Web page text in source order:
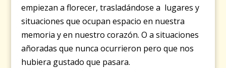
empiezan a florecer, trasladándose a lugares y
situaciones que ocupan espacio en nuestra
memoria y en nuestro corazón. O a situaciones
añoradas que nunca ocurrieron pero que nos
hubiera gustado que pasara.